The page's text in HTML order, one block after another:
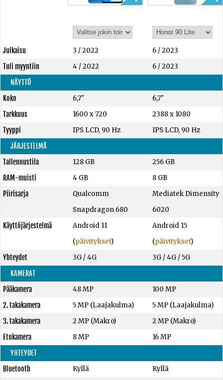
Julkaisu 3 / 2022
6 / 2023
Tuli myyntiin
4 / 2022
6 / 2023
NÄYTTÖ
Koko
6,7"
6,7"
Tarkkuus
1600 x 720
2388 x 1080
Tyyppi
IPS LCD, 90 Hz
IPS LCD, 90 Hz
JÄRJESTELMÄ
Tallennustila
128 GB
256 GB
RAM-muisti
4 GB
8 GB
Piirisarja
Qualcomm
Snapdragon 680
Mediatek Dimensity
6020
Käyttöjärjestelmä
Android 11
(päivitykset)
Android 15
(päivitykset)
Yhteydet
3G / 4G
3G / 4G / 5G
KAMERAT
Pääkamera
48 MP
100 MP
2. takakamera
5 MP (Laajakulma)
5 MP (Laajakulma)
3. takakamera
2 MP (Makro)
2 MP (Makro)
Etukamera
8 MP
16 MP
YHTEYDET
Bluetooth
Kyllä
Kyllä